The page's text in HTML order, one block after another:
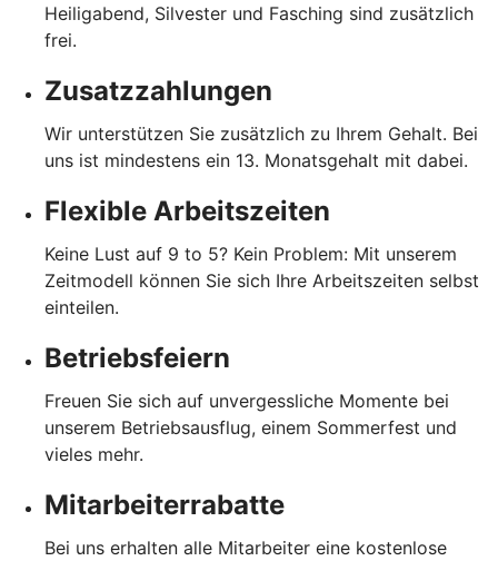
Heiligabend, Silvester und Fasching sind zusätzlich
frei.
Zusatzzahlungen
Wir unterstützen Sie zusätzlich zu Ihrem Gehalt. Bei
uns ist mindestens ein 13. Monatsgehalt mit dabei.
Flexible Arbeitszeiten
Keine Lust auf 9 to 5? Kein Problem: Mit unserem
Zeitmodell können Sie sich Ihre Arbeitszeiten selbst
einteilen.
Betriebsfeiern
Freuen Sie sich auf unvergessliche Momente bei
unserem Betriebsausflug, einem Sommerfest und
vieles mehr.
Mitarbeiterrabatte
Bei uns erhalten alle Mitarbeiter eine kostenlose